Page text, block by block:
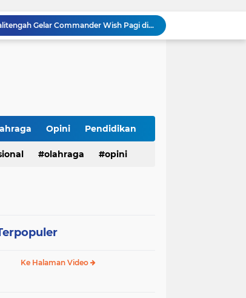
Kakanwil Ditjenpas Riau Resmi Buka Semarak HUT Ke-81 RI, Lapas Pasir Pangarayan Turunkan Tim Terbaik di Kakanwil Cup Mini Soccer
Miras Ilegal dalam Ops Pekat
Warga Grand Talago Resah, Air PDAM Mati 2 Minggu, Kinerja PDAM Payakumbuh Disorot
Opini Pendidikan
olahraga opini
Ke Halaman Video